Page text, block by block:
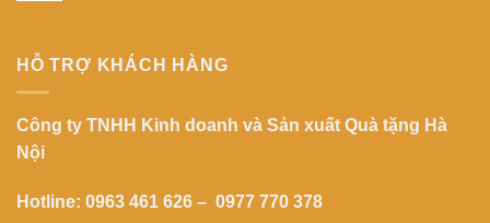
HỖ TRỢ KHÁCH HÀNG
Công ty TNHH Kinh doanh và Sản xuất Quà tặng Hà
Nội
Hotline: 0963 461 626 – 0977 770 378